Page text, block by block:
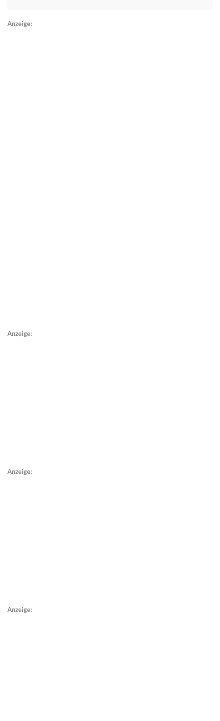
Anzeige:
Anzeige:
Anzeige:
Anzeige: